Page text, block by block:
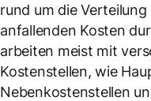
rund um die
anfallenden Kosten
arbeiten meist mit
Kostenstellen, wie
Nebenkostenstellen